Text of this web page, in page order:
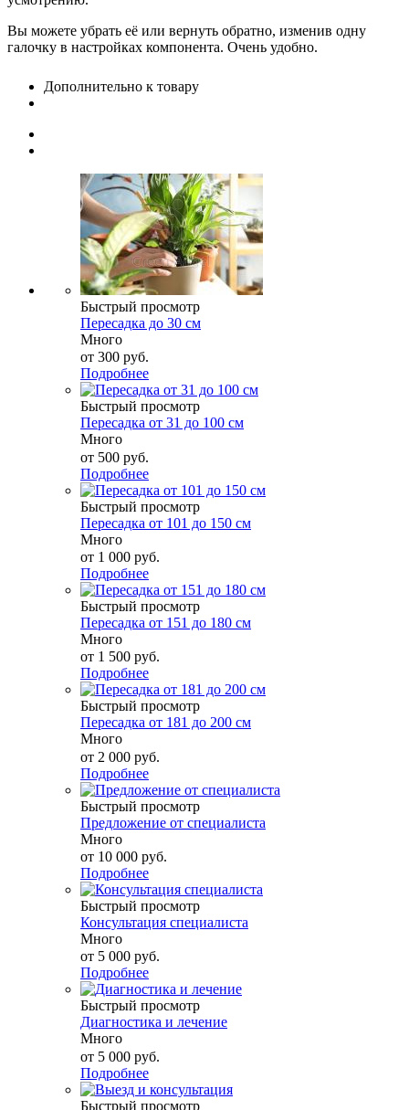
Вы можете убрать её или вернуть обратно, изменив одну
галочку в настройках компонента. Очень удобно.
Дополнительно к товару
Быстрый просмотр
Пересадка до 30 см
Много
от 300 руб.
Подробнее
Быстрый просмотр
Пересадка от 31 до 100 см
Много
от 500 руб.
Подробнее
Быстрый просмотр
Пересадка от 101 до 150 см
Много
от 1 000 руб.
Подробнее
Быстрый просмотр
Пересадка от 151 до 180 см
Много
от 1 500 руб.
Подробнее
Быстрый просмотр
Пересадка от 181 до 200 см
Много
от 2 000 руб.
Подробнее
Быстрый просмотр
Предложение от специалиста
Много
от 10 000 руб.
Подробнее
Быстрый просмотр
Консультация специалиста
Много
от 5 000 руб.
Подробнее
Быстрый просмотр
Диагностика и лечение
Много
от 5 000 руб.
Подробнее
Быстрый просмотр